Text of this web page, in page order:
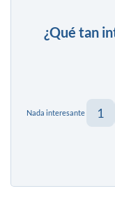
¿Qué tan
Nada interesante 1